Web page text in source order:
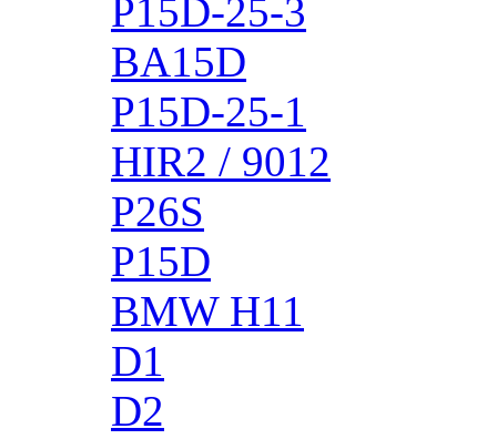
P15D-25-3
BA15D
P15D-25-1
HIR2 / 9012
P26S
P15D
BMW H11
D1
D2